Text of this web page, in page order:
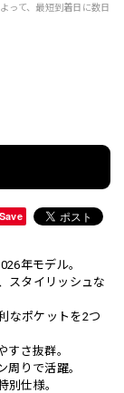
って、最短到着日に数日
Save
年モデル。
スタイリッシュな
なポケットを2つ
さ抜群。
りで活躍。
別仕様。